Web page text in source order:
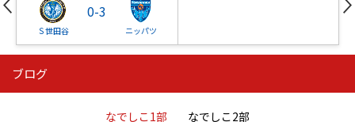
Ｓ世田谷
0-3
ニッパツ
ニッパツ 石人の星
ブログ
なでしこ1部 なでしこ2部